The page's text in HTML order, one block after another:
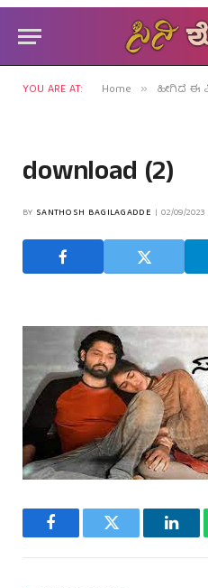
YOU ARE AT: Home » ಹೀಗಿದೆ ಈ
download (2)
BY SANTHOSH BAGILAGADDE 02/09/2023
FacebookTwitter